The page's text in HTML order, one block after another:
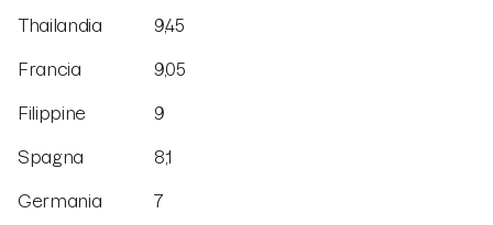
Thailandia 9,45
Francia 9,05
Filippine 9
Spagna 8,1
Germania 7